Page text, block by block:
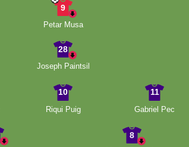
9
Petar Musa
28
Joseph Paintsil
10
Riqui Puig
11
Gabriel Pec
8